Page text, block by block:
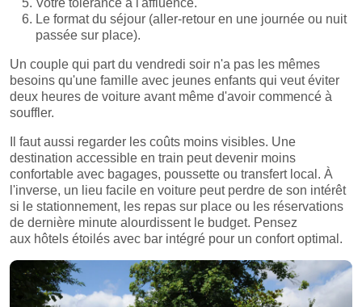
Votre tolérance à l'affluence.
Le format du séjour (aller-retour en une journée ou nuit
passée sur place).
Un couple qui part du vendredi soir n'a pas les mêmes
besoins qu'une famille avec jeunes enfants qui veut éviter
deux heures de voiture avant même d'avoir commencé à
souffler.
Il faut aussi regarder les coûts moins visibles. Une
destination accessible en train peut devenir moins
confortable avec bagages, poussette ou transfert local. À
l'inverse, un lieu facile en voiture peut perdre de son intérêt
si le stationnement, les repas sur place ou les réservations
de dernière minute alourdissent le budget. Pensez
aux hôtels étoilés avec bar intégré pour un confort optimal.